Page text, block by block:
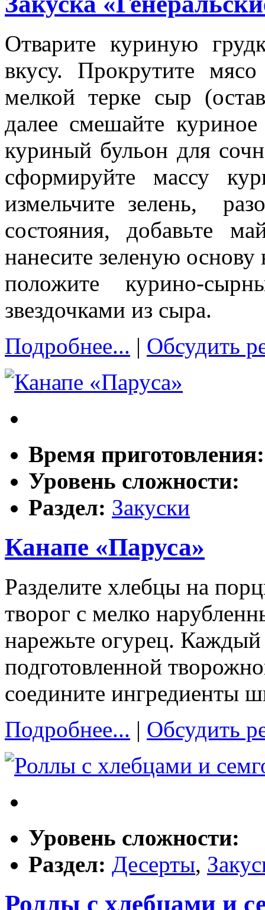
Отварите куриную
вкусу. Прокрутите
мелкой терке сыр
далее смешайте
куриный бульон для
сформируйте массу
измельчите зелень,
состояния, добавьте
нанесите зеленую
положите курино-
звездочками из сыра.
Подробнее... | Обсудить
Время
Уровень сложности:
Раздел: Закуски
Канапе «Паруса»
Разделите хлебцы на
творог с мелко
нарежьте огурец.
подготовленной
соедините ингредиенты
Подробнее... | Обсудить
Уровень сложности:
Раздел: Десерты,
Роллы с хлебцами и